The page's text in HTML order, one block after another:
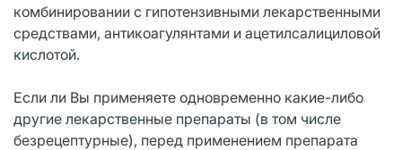
комбинировании с гипотензивными лекарственными
средствами, антикоагулянтами и ацетилсалициловой
кислотой.
Если ли Вы применяете одновременно какие-либо
другие лекарственные препараты (в том числе
безрецептурные), перед применением препарата